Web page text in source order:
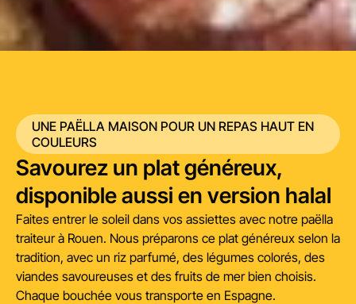
UNE PAËLLA MAISON POUR UN REPAS HAUT EN
COULEURS
Savourez un plat généreux,
disponible aussi en version halal
Faites entrer le soleil dans vos assiettes avec notre paëlla
traiteur à Rouen. Nous préparons ce plat généreux selon la
tradition, avec un riz parfumé, des légumes colorés, des
viandes savoureuses et des fruits de mer bien choisis.
Chaque bouchée vous transporte en Espagne.